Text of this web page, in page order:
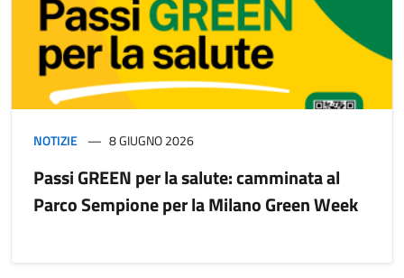
NOTIZIE 8 GIUGNO 2026
Passi GREEN per la salute: camminata al
Parco Sempione per la Milano Green Week